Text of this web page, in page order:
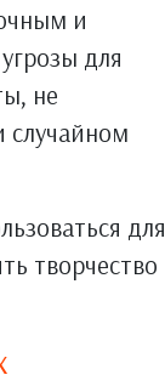
и
для
не
случайном
для
творчество